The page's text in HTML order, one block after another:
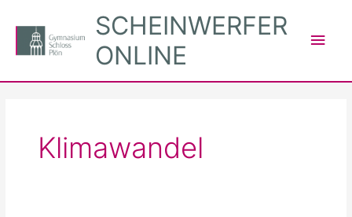
Inhalt
springen
SCHEINWERFER
ONLINE
Klimawandel